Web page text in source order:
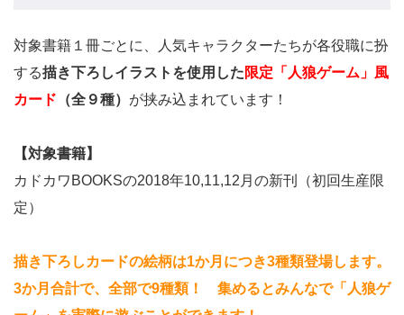
対象書籍１冊ごとに、人気キャラクターたちが各役職に扮
する描き下ろしイラストを使用した限定「人狼ゲーム」風
カード （全９種） が挟み込まれています！
【対象書籍】
カドカワBOOKSの2018年10,11,12月の新刊（初回生産限
定）
描き下ろしカードの絵柄は1か月につき3種類登場します。
3か月合計で、全部で9種類！ 集めるとみんなで「人狼ゲ